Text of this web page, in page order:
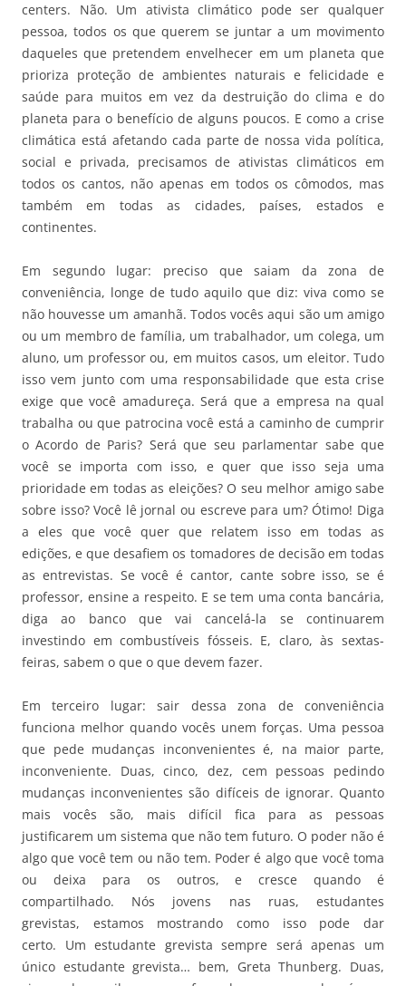
centers. Não. Um ativista climático pode ser qualquer
pessoa, todos os que querem se juntar a um movimento
daqueles que pretendem envelhecer em um planeta que
prioriza proteção de ambientes naturais e felicidade e
saúde para muitos em vez da destruição do clima e do
planeta para o benefício de alguns poucos. E como a crise
climática está afetando cada parte de nossa vida política,
social e privada, precisamos de ativistas climáticos em
todos os cantos, não apenas em todos os cômodos, mas
também em todas as cidades, países, estados e
continentes.
Em segundo lugar: preciso que saiam da zona de
conveniência, longe de tudo aquilo que diz: viva como se
não houvesse um amanhã. Todos vocês aqui são um amigo
ou um membro de família, um trabalhador, um colega, um
aluno, um professor ou, em muitos casos, um eleitor. Tudo
isso vem junto com uma responsabilidade que esta crise
exige que você amadureça. Será que a empresa na qual
trabalha ou que patrocina você está a caminho de cumprir
o Acordo de Paris? Será que seu parlamentar sabe que
você se importa com isso, e quer que isso seja uma
prioridade em todas as eleições? O seu melhor amigo sabe
sobre isso? Você lê jornal ou escreve para um? Ótimo! Diga
a eles que você quer que relatem isso em todas as
edições, e que desafiem os tomadores de decisão em todas
as entrevistas. Se você é cantor, cante sobre isso, se é
professor, ensine a respeito. E se tem uma conta bancária,
diga ao banco que vai cancelá-la se continuarem
investindo em combustíveis fósseis. E, claro, às sextas-
feiras, sabem o que o que devem fazer.
Em terceiro lugar: sair dessa zona de conveniência
funciona melhor quando vocês unem forças. Uma pessoa
que pede mudanças inconvenientes é, na maior parte,
inconveniente. Duas, cinco, dez, cem pessoas pedindo
mudanças inconvenientes são difíceis de ignorar. Quanto
mais vocês são, mais difícil fica para as pessoas
justificarem um sistema que não tem futuro. O poder não é
algo que você tem ou não tem. Poder é algo que você toma
ou deixa para os outros, e cresce quando é
compartilhado. Nós jovens nas ruas, estudantes
grevistas, estamos mostrando como isso pode dar
certo. Um estudante grevista sempre será apenas um
único estudante grevista… bem, Greta Thunberg. Duas,